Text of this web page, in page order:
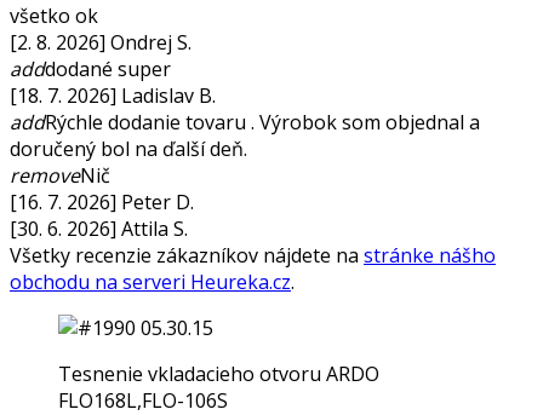
všetko ok
[2. 8. 2026] Ondrej S.
adddodané super
[18. 7. 2026] Ladislav B.
addRýchle dodanie tovaru . Výrobok som objednal a
doručený bol na ďalší deň.
removeNič
[16. 7. 2026] Peter D.
[30. 6. 2026] Attila S.
Všetky recenzie zákazníkov nájdete na stránke nášho
obchodu na serveri Heureka.cz.
Tesnenie vkladacieho otvoru ARDO
FLO168L,FLO-106S